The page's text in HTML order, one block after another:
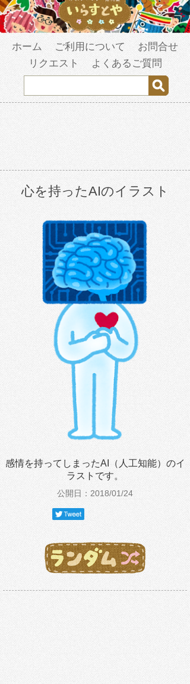
ホーム ご利用について
お問合せ
リクエスト
よくあるご質問
心を持ったAIのイラスト
感情を持ってしまったAI（人工知能）のイ
ラストです。
公開日：2018/01/24